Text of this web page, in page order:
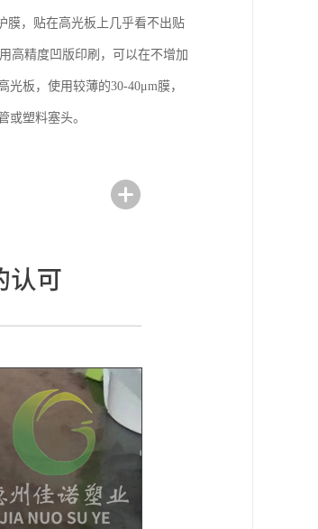
膜，贴在高光板上几乎看不出贴
高精度凹版印刷，可以在不增加
板，使用较薄的30-40μm膜，
或塑料塞头。